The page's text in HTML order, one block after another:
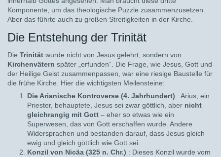
Komponente, um das theologische Puzzle zusammenzusetzen.
Aber das führte auch zu großen Streitigkeiten in der Kirche.
Die Entstehung der Trinität
Die Trinität wurde nicht von Jesus gelehrt, sondern von
Kirchenvätern später „erfunden“. Die Frage, wie Jesus, Gott und
der Heilige Geist zusammenpassen, war eine riesige Baustelle für
die frühe Kirche. Hier die wichtigsten Meilensteine:
Die Arianische Kontroverse (4. Jahrhundert) : Arius, ein
Priester, behauptete, Jesus sei zwar göttlich, aber nicht
gleichrangig mit Gott – eher so etwas wie ein
Superwesen, das von Gott erschaffen wurde. Andere
Widersprachen und bestanden darauf, dass Jesus gleich
ewig und gleich göttlich wie Gott sei.
Konzil von Nicäa (325 n. Chr.) : Dieses Konzil wurde vom